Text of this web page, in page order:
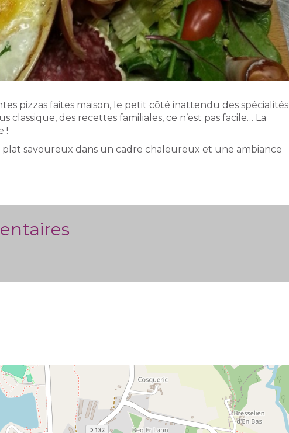
pizzas faites maison, le petit côté inattendu des spécialités
des recettes familiales, ce n’est pas facile… La
!
savoureux dans un cadre chaleureux et une ambiance